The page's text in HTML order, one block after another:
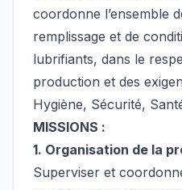
coordonne l’ensemble
remplissage et de
lubrifiants, dans le
production et des
Hygiène, Sécurité,
MISSIONS :
1. Organisation de la
Superviser et